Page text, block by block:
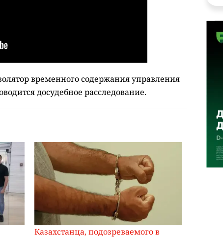
временного содержания управления
досудебное расследование.
Казахстанца, подозреваемого в